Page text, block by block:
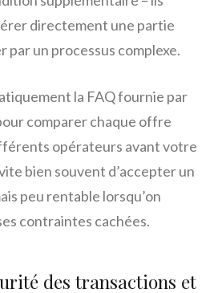
directement une partie
par un processus complexe.
la FAQ fournie par
comparer chaque offre
opérateurs avant votre
bien souvent d’accepter un
peu rentable lorsqu’on
contraintes cachées.
des transactions et